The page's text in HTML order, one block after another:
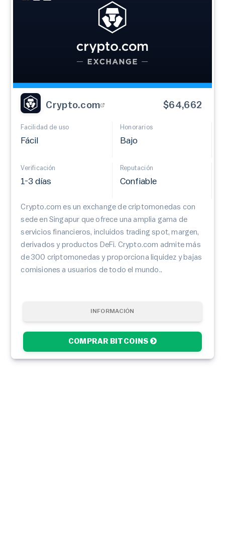
INFORMACIÓN
COMPRAR BITCOINS
Crypto.com $64,662
Facilidad de uso
Fácil
Honorarios
Bajo
Verificación
1-3 días
Reputación
Confiable
Crypto.com es un exchange de criptomonedas con
sede en Singapur que ofrece una amplia gama de
servicios financieros, incluidos trading spot, margen,
derivados y productos DeFi. Crypto.com admite más
de 300 criptomonedas y proporciona liquidez y bajas
comisiones a usuarios de todo el mundo..